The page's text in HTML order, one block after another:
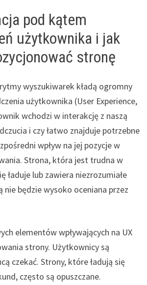
pod kątem
użytkownika i jak
stronę
wyszukiwarek kładą ogromny
użytkownika (User Experience,
wchodzi w interakcję z naszą
i czy łatwo znajduje potrzebne
wpływ na jej pozycje w
Strona, która jest trudna w
ładuje lub zawiera niezrozumiałe
nie będzie wysoko oceniana przez
elementów wpływających na UX
strony. Użytkownicy są
czekać. Strony, które ładują się
często są opuszczane.